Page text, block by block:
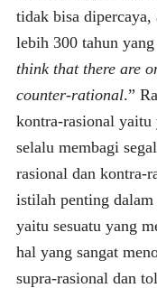
tidak bisa dipercaya,
lebih 300 tahun
think that there are
counter-rational.”
kontra-rasional yaitu
selalu membagi
rasional dan kontra-
istilah penting dalam
yaitu sesuatu yang
hal yang sangat
supra-rasional dan